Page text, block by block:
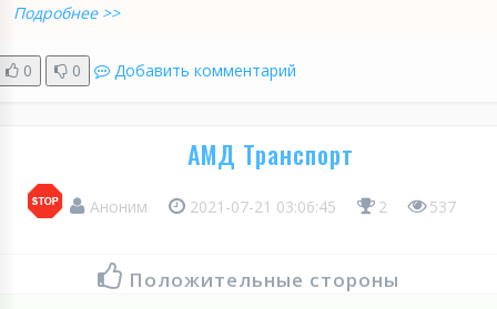
Подробнее >>
0 0 Добавить комментарий
АМД Транспорт
Аноним 2021-07-21 03:06:45 2 537
Положительные стороны